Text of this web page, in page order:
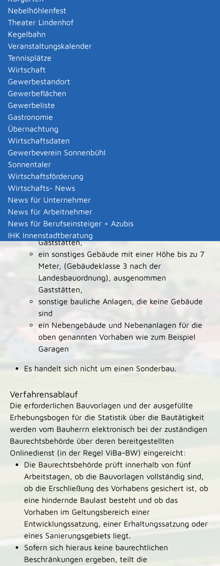
Nebelhöhlenfest
Theater Lindenhof
Kegelbahn
Veranstaltungskalender
Tennisplätze
Wirtschaft
Gewerbestandort
Gewerbeflächen
Gewerbeliste
Gastronomie
Übernachtung
Wirtschaftsdaten
Gewerbeverein Sonnenbühl
Sonnentaler
Wirtschaftsförderung
Wirtschafts- News
News für Unternehmer
News für Arbeitnehmer
News für Berufseinsteiger + Azubis
IHK Innenstadtberatung
Das Vorhaben darf den Festsetzungen des
Bebauungsplans nicht widersprechen.
Es handelt sich um eines der folgenden
Bauvorhaben:
ein Wohngebäude
ein freistehendes Gebäude mit einer Höhe bis
zu 7 Meter und nicht mehr als zwei
der Landesbauordnung), ausgenommen
Gaststätten
ein freistehendes land- oder forstwirtschaftlich
Landesbauordnung),
ein Gebäude mit einer Höhe bis zu 7 Meter und
nicht mehr als zwei Nutzungseinheiten von
insgesamt nicht mehr als 400
(Gebäudeklasse 2 nach der
Landesbauordnung), ausgenommen
Gaststätten,
ein sonstiges Gebäude mit einer Höhe bis zu 7
Meter, (Gebäudeklasse 3 nach der
Landesbauordnung), ausgenommen
Gaststätten,
sonstige bauliche Anlagen, die keine Gebäude
sind
ein Nebengebäude und Nebenanlagen für die
oben genannten Vorhaben wie zum Beispiel
Garagen
Es handelt sich nicht um einen Sonderbau.
Verfahrensablauf
Die erforderlichen Bauvorlagen und der ausgefüllte
Erhebungsbogen für die Statistik über die Bautätigkeit
werden vom Bauherrn elektronisch bei der zuständigen
Baurechtsbehörde über deren bereitgestellten
Onlinedienst (in der Regel ViBa-BW) eingereicht:
Die Baurechtsbehörde prüft innerhalb von fünf
Arbeitstagen, ob die Bauvorlagen vollständig sind,
ob die Erschließung des Vorhabens gesichert ist, ob
eine hindernde Baulast besteht und ob das
Vorhaben im Geltungsbereich einer
Entwicklungssatzung, einer Erhaltungssatzung oder
eines Sanierungsgebiets liegt.
Sofern sich hieraus keine baurechtlichen
Beschränkungen ergeben, teilt die